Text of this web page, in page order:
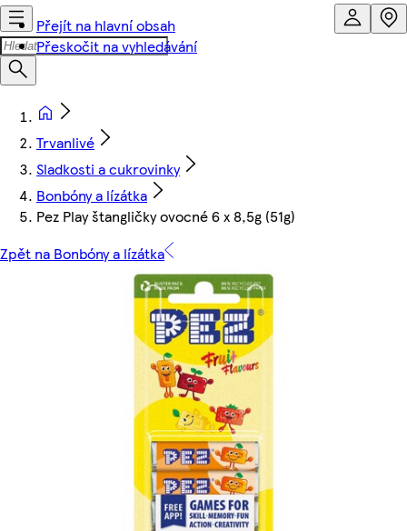
Přejít na hlavní obsah
Přeskočit na vyhledávání
Trvanlivé
Sladkosti a cukrovinky
Bonbóny a lízátka
Pez Play štangličky ovocné 6 x 8,5g (51g)
Zpět na Bonbóny a lízátka